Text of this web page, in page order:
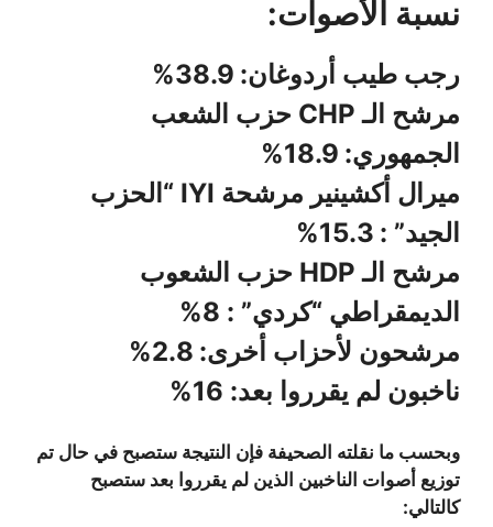
نسبة الأصوات:
رجب طيب أردوغان: 38.9%
مرشح الـ CHP حزب الشعب
الجمهوري: 18.9%
ميرال أكشينير مرشحة IYI “الحزب
الجيد” : 15.3%
مرشح الـ HDP حزب الشعوب
الديمقراطي “كردي” : 8%
مرشحون لأحزاب أخرى: 2.8%
ناخبون لم يقرروا بعد: 16%
وبحسب ما نقلته الصحيفة فإن النتيجة ستصبح في حال تم
توزيع أصوات الناخبين الذين لم يقرروا بعد ستصبح
كالتالي: